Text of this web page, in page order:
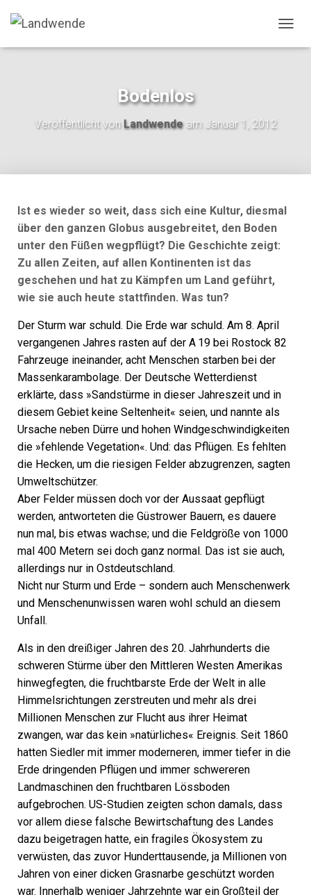
Bodenlos
Veröffentlicht von Landwendeam Januar 1, 2012
Ist es wieder so weit, dass sich eine Kultur, diesmal
über den ganzen Globus ausgebreitet, den ­Boden
unter den Füßen wegpflügt? Die Geschichte zeigt:
Zu allen Zeiten, auf allen Kontinenten ist das
geschehen und hat zu Kämpfen um Land geführt,
wie sie auch heute stattfinden. Was tun?
Der Sturm war schuld. Die Erde war schuld. Am 8. April
vergangenen Jahres rasten auf der A 19 bei Rostock 82
Fahrzeuge ineinander, acht Menschen starben bei der
Massenkarambolage. Der Deutsche Wetterdienst
erklärte, dass »Sandstürme in dieser Jahreszeit und in
diesem Gebiet keine Seltenheit« seien, und nannte als
Ursache neben Dürre und hohen Windgeschwindigkeiten
die »fehlende Vegetation«. Und: das Pflügen. Es fehlten
die Hecken, um die riesigen Felder abzugrenzen, sagten
Umweltschützer.
Aber Felder müssen doch vor der Aussaat gepflügt
werden, antworteten die Güstrower Bauern, es dauere
nun mal, bis etwas wachse; und die Feldgröße von 1000
mal 400 Metern sei doch ganz normal. Das ist sie auch,
allerdings nur in Ostdeutschland.
Nicht nur Sturm und Erde – sondern auch Menschenwerk
und Menschenunwissen waren wohl schuld an diesem
Unfall.
Als in den dreißiger Jahren des 20. Jahrhunderts die
schweren Stürme über den Mittleren Westen Amerikas
hinwegfegten, die fruchtbarste Erde der Welt in alle
Himmelsrichtungen zerstreuten und mehr als drei
Millionen Menschen zur Flucht aus ihrer Heimat
zwangen, war das kein »natürliches« Ereignis. Seit 1860
hatten Siedler mit immer moderneren, immer tiefer in die
Erde dringenden Pflügen und immer schwereren
Landmaschinen den fruchtbaren Lössboden
aufgebrochen. US-Studien zeigten schon damals, dass
vor allem diese falsche Bewirtschaftung des Landes
dazu beigetragen hatte, ein fragiles Ökosystem zu
verwüsten, das zuvor Hunderttausende, ja Millionen von
Jahren von einer dicken Grasnarbe geschützt worden
war. Innerhalb weniger Jahrzehnte war ein Großteil der